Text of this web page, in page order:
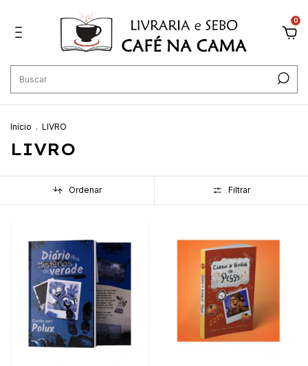
0
Início . LIVRO
LIVRO
Ordenar Filtrar